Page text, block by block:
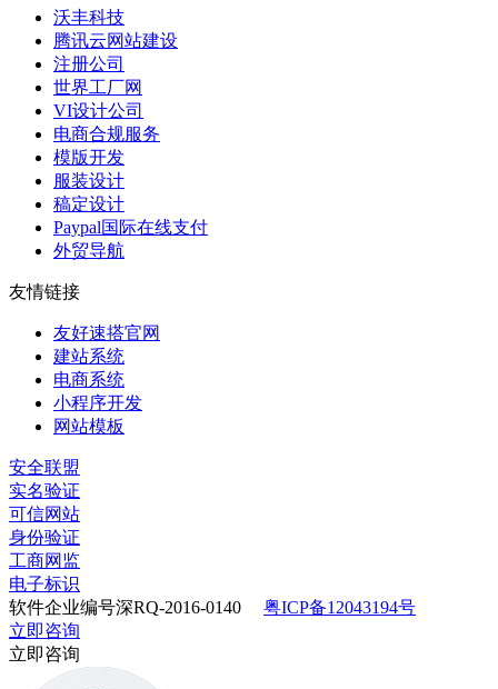
沃丰科技
腾讯云网站建设
注册公司
世界工厂网
VI设计公司
电商合规服务
模版开发
服装设计
稿定设计
Paypal国际在线支付
外贸导航
友情链接
友好速搭官网
建站系统
电商系统
小程序开发
网站模板
安全联盟
实名验证
可信网站
身份验证
工商网监
电子标识
软件企业编号深RQ-2016-0140
粤ICP备12043194号
立即咨询
立即咨询